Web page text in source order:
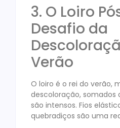
3. O Loiro
Desafio da
Verão
O loiro é o rei do verão,
descoloração, somados
são intensos. Fios
quebradiços são uma